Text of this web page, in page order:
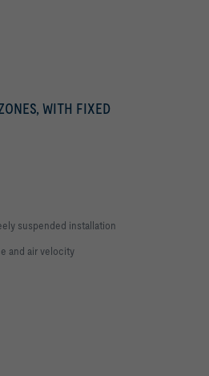
WITH FIXED
suspended installation
and air velocity